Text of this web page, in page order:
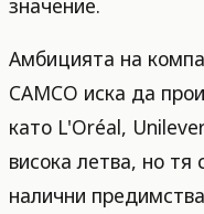
Амбицията на
CAMCO иска да
като L'Oréal,
висока летва, но тя
налични